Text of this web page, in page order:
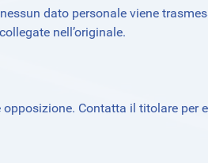
dato personale viene
nell’originale.
Contatta il titolare per